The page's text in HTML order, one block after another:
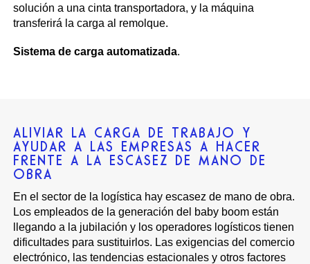
solución a una cinta transportadora, y la máquina
transferirá la carga al remolque.
Sistema de carga automatizada.
ALIVIAR LA CARGA DE TRABAJO Y
AYUDAR A LAS EMPRESAS A HACER
FRENTE A LA ESCASEZ DE MANO DE
OBRA
En el sector de la logística hay escasez de mano de obra.
Los empleados de la generación del baby boom están
llegando a la jubilación y los operadores logísticos tienen
dificultades para sustituirlos. Las exigencias del comercio
electrónico, las tendencias estacionales y otros factores